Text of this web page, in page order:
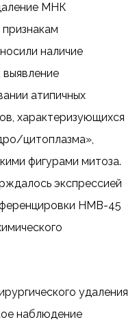
МНК
признакам
наличие
атипичных
характеризующихся
цитоплазма»,
фигурами митоза.
экспрессией
HMB-45
удаления
наблюдение